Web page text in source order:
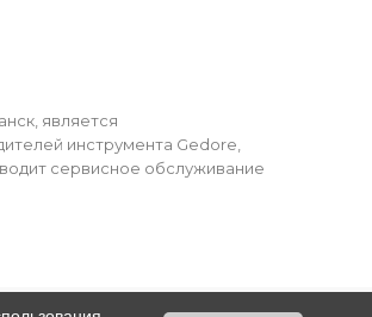
является
инструмента Gedore,
сервисное обслуживание